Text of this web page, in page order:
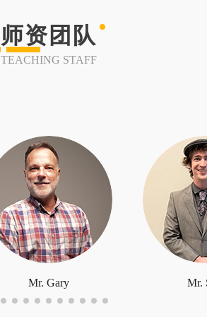
师资团队
TEACHING STAFF
Mr. Gary Mr.